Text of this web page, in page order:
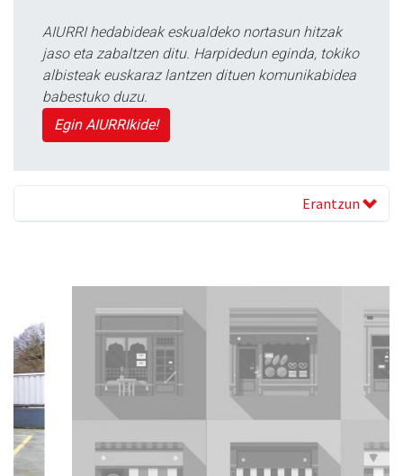
AIURRI hedabideak eskualdeko nortasun hitzak
jaso eta zabaltzen ditu. Harpidedun eginda, tokiko
albisteak euskaraz lantzen dituen komunikabidea
babestuko duzu.
Egin AIURRIkide!
Erantzun